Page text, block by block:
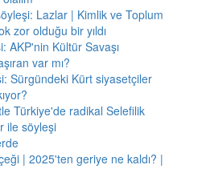
Lazlar | Kimlik ve Toplum
zor olduğu bir yıldı
AKP'nin Kültür Savaşı
var mı?
Sürgündeki Kürt siyasetçiler
Türkiye'de radikal Selefilik
ile söyleşi
| 2025'ten geriye ne kaldı? |